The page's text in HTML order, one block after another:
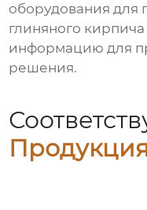
оборудования для
глиняного кирпича
информацию для
решения.